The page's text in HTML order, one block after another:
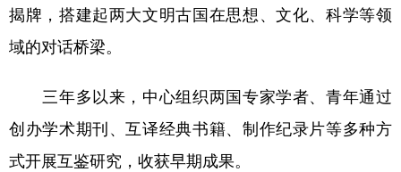
揭牌，搭建起两大文明古国在思想、文化、科学等领
域的对话桥梁。
三年多以来，中心组织两国专家学者、青年通过
创办学术期刊、互译经典书籍、制作纪录片等多种方
式开展互鉴研究，收获早期成果。